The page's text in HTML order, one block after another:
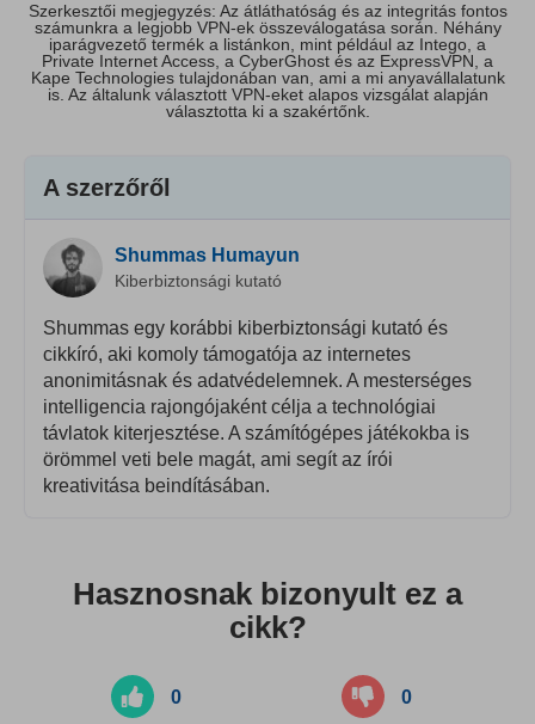
Szerkesztői megjegyzés: Az átláthatóság és az integritás fontos
számunkra a legjobb VPN-ek összeválogatása során. Néhány
iparágvezető termék a listánkon, mint például az Intego, a
Private Internet Access, a CyberGhost és az ExpressVPN, a
Kape Technologies tulajdonában van, ami a mi anyavállalatunk
is. Az általunk választott VPN-eket alapos vizsgálat alapján
választotta ki a szakértőnk.
A szerzőről
Shummas Humayun
Kiberbiztonsági kutató
Shummas egy korábbi kiberbiztonsági kutató és
cikkíró, aki komoly támogatója az internetes
anonimitásnak és adatvédelemnek. A mesterséges
intelligencia rajongójaként célja a technológiai
távlatok kiterjesztése. A számítógépes játékokba is
örömmel veti bele magát, ami segít az írói
kreativitása beindításában.
Hasznosnak bizonyult ez a
cikk?
0 0